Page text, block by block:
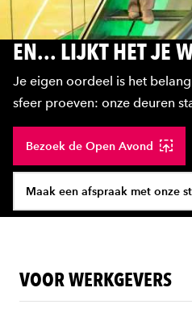
EN... LIJKT HET JE
Je eigen oordeel is het
sfeer proeven: onze deuren
Bezoek de Open Avond
Maak een afspraak met onze
VOOR WERKGEVERS